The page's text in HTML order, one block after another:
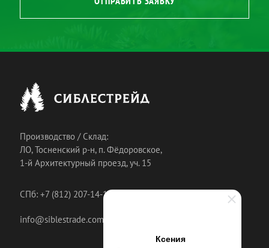
Ксения
Производство / Склад:
ЛО, Тосненский р-н, п. Фёдоровское,
1-й Архитектурный проезд, уч. 15
СПб: +7 (812) 207-14-18
info@siblestrade.com